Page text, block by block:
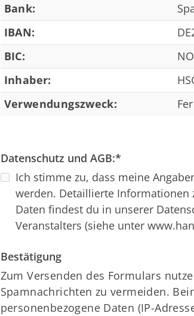
Bank:
IBAN:
BIC:
Inhaber:
Verwendungszweck:
Datenschutz und AGB:*
Ich stimme zu, dass meine
werden. Detaillierte Informationen
Daten findest du in unserer
Veranstalters (siehe unter
Bestätigung
Zum Versenden des Formulars
Spamnachrichten zu vermeiden.
personenbezogene Daten (IP-